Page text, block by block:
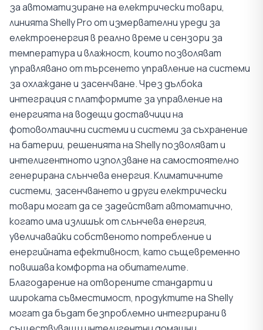
за автоматизиране на електрически товари,
линията Shelly Pro от измервателни уреди за
електроенергия в реално време и сензори за
температура и влажност, които позволяват
управлявано от търсенето управление на системи
за охлаждане и засенчване. Чрез дълбока
интеграция с платформите за управление на
енергията на водещи доставчици на
фотоволтаични системи и системи за съхранение
на батерии, решенията на Shelly позволяват и
интелигентното използване на самостоятелно
генерирана слънчева енергия. Климатичните
системи, засенчването и други електрически
товари могат да се задействат автоматично,
когато има излишък от слънчева енергия,
увеличавайки собственото потребление и
енергийната ефективност, като същевременно
повишава комфорта на обитателите.
Благодарение на отворените стандарти и
широката съвместимост, продуктите на Shelly
могат да бъдат безпроблемно интегрирани в